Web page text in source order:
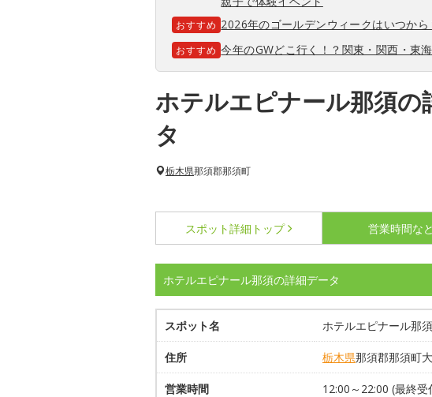
おすすめ 2026年のゴールデンウィークはいつか
おすすめ 今年のGWどこ行く！？関東・関西・東
ホテルエピナール那須の
タ
栃木県那須郡那須町
スポット詳細 トップ 営業時間な
ホテルエピナール那須の詳細データ
スポット名 ホテルエピナール那須
住所 栃木県那須郡那須町
営業時間 12:00～22:00 (最終受